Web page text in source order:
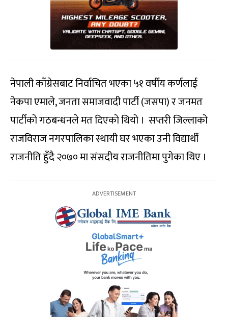
नेपाली काँग्रेसबाट निर्वाचित भएका ५१ वर्षीय कर्णलाई
नेकपा एमाले, जनता समाजवादी पार्टी (जसपा) र जनमत
पार्टीको गठबन्धनले मत दिएको थियो । सप्तरी जिल्लाको
राजविराज नगरपालिका स्थायी घर भएका उनी विद्यार्थी
राजनीति हुँदै २०७० मा संसदीय राजनीतिमा पुगेका थिए ।